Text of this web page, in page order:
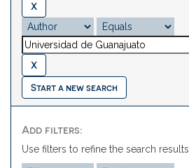
Start a new search
Add filters:
Use filters to refine the search results.